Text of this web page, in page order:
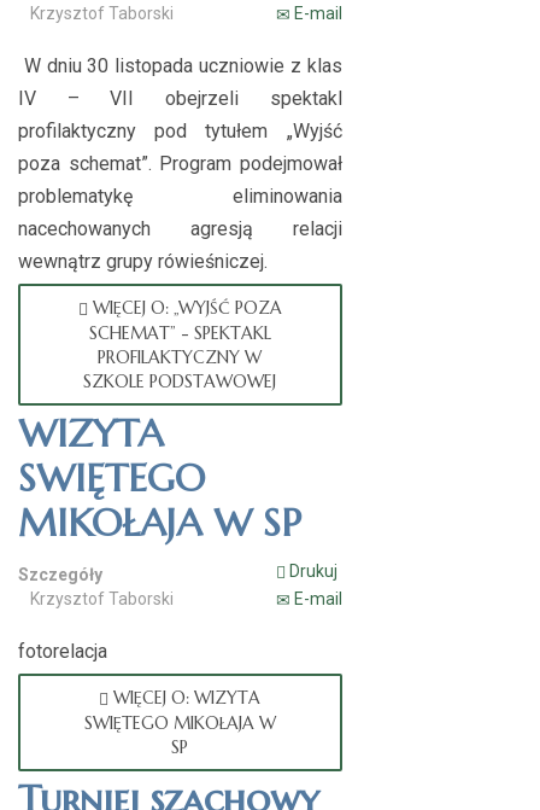
E-mail
Krzysztof Taborski
W dniu 30 listopada uczniowie z klas
IV – VII obejrzeli spektakl
profilaktyczny pod tytułem „Wyjść
poza schemat”. Program podejmował
problematykę eliminowania
nacechowanych agresją relacji
wewnątrz grupy rówieśniczej.
WIĘCEJ O: „WYJŚĆ POZA
SCHEMAT” - SPEKTAKL
PROFILAKTYCZNY W
SZKOLE PODSTAWOWEJ
WIZYTA
SWIĘTEGO
MIKOŁAJA W SP
Drukuj
E-mail
Szczegóły
Krzysztof Taborski
fotorelacja
WIĘCEJ O: WIZYTA
SWIĘTEGO MIKOŁAJA W
SP
Turniej szachowy